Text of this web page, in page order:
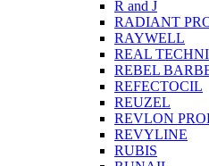
R and J
RADIANT
RAYWELL
REAL
REBEL
REFECTOCIL
REUZEL
REVLON
REVYLINE
RUBIS